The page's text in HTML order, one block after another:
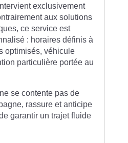
exclusivement
aux solutions
ce service est
: horaires définis à
optimisés, véhicule
particulière portée au
se contente pas de
rassure et anticipe
garantir un trajet fluide